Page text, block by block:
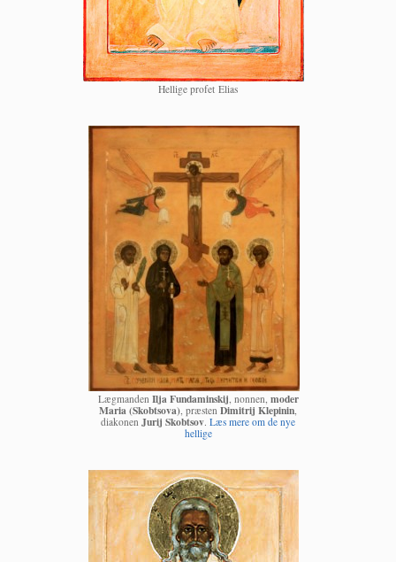
Hel­li­ge pro­fet Elias
Læg­man­den Ilja Fun­da­min­skij, non­nen, moder
Maria (Skob­tsova), præ­sten Dimi­trij Klepi­nin,
dia­ko­nen Jurij Skob­tsov. Læs mere om de nye
hellige